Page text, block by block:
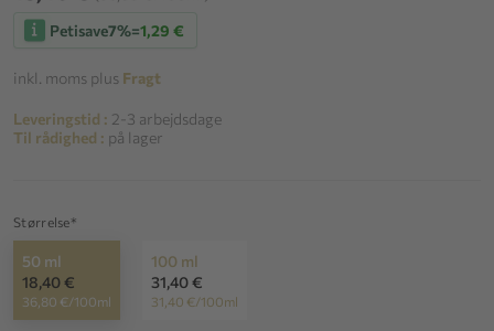
Petisave7%=1,29 €
inkl. moms plus Fragt
Leveringstid : 2-3 arbejdsdage
Til rådighed : på lager
Størrelse*
50 ml
18,40 €
36,80 €/100ml
100 ml
31,40 €
31,40 €/100ml